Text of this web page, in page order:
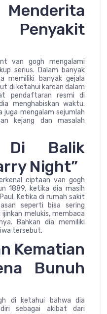
van gogh mengalami
serius. Dalam banyak
memiliki banyak gejala
di ketahui karean dalam
pendaftaran resmi di
menghabiskan waktu.
juga mengalam sejumlah
kejang dan masalah
Balik
Night”
ciptaan van gogh
1889, ketika dia masih
Ketika di rumah sakit
seperti bisa sering
melukis, membaca
Bahkan dia memiliki
tersebut.
Kematian
Bunuh
di ketahui bahwa dia
sebagai akibat dari